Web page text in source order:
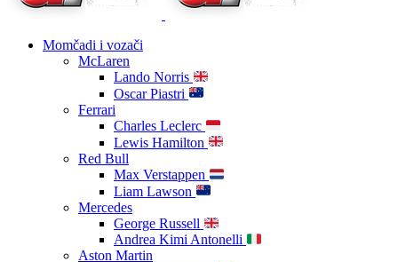
Momčadi i vozači
McLaren
Lando Norris
Oscar Piastri
Ferrari
Charles Leclerc
Lewis Hamilton
Red Bull
Max Verstappen
Liam Lawson
Mercedes
George Russell
Andrea Kimi Antonelli
Aston Martin